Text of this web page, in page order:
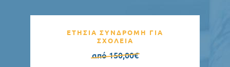
ΕΤΗΣΙΑ ΣΥΝΔΡΟΜΗ ΓΙΑ
ΣΧΟΛΕΙΑ
από 150,00€